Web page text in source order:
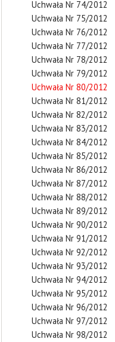
Uchwała Nr 74/2012
Uchwała Nr 75/2012
Uchwała Nr 76/2012
Uchwała Nr 77/2012
Uchwała Nr 78/2012
Uchwała Nr 79/2012
Uchwała Nr 80/2012
Uchwała Nr 81/2012
Uchwała Nr 82/2012
Uchwała Nr 83/2012
Uchwała Nr 84/2012
Uchwała Nr 85/2012
Uchwała Nr 86/2012
Uchwała Nr 87/2012
Uchwała Nr 88/2012
Uchwała Nr 89/2012
Uchwała Nr 90/2012
Uchwała Nr 91/2012
Uchwała Nr 92/2012
Uchwała Nr 93/2012
Uchwała Nr 94/2012
Uchwała Nr 95/2012
Uchwała Nr 96/2012
Uchwała Nr 97/2012
Uchwała Nr 98/2012